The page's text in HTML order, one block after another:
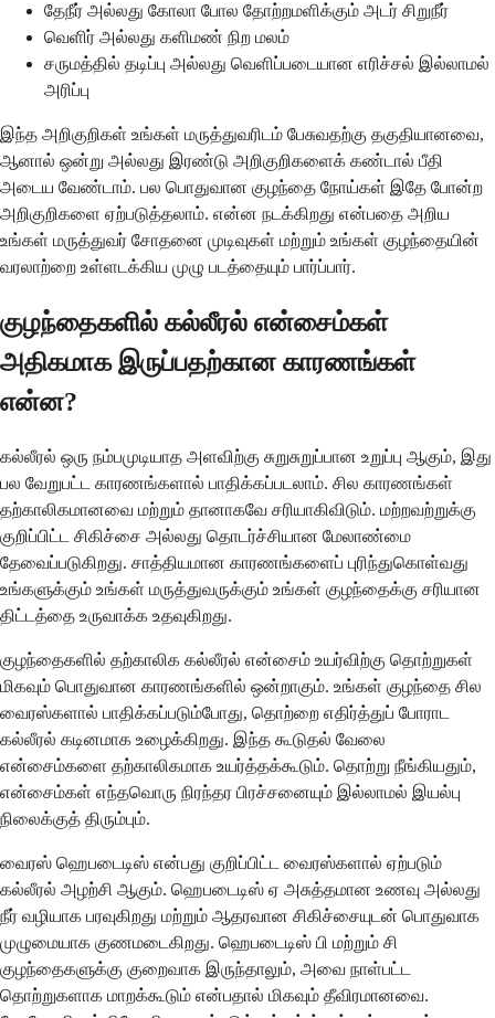
தேநீர் அல்லது கோலா போல தோற்றமளிக்கும் அடர் சிறுநீர்
வெளிர் அல்லது களிமண் நிற மலம்
சருமத்தில் தடிப்பு அல்லது வெளிப்படையான எரிச்சல் இல்லாமல்
அரிப்பு
இந்த அறிகுறிகள் உங்கள் மருத்துவரிடம் பேசுவதற்கு தகுதியானவை,
ஆனால் ஒன்று அல்லது இரண்டு அறிகுறிகளைக் கண்டால் பீதி
அடைய வேண்டாம். பல பொதுவான குழந்தை நோய்கள் இதே போன்ற
அறிகுறிகளை ஏற்படுத்தலாம். என்ன நடக்கிறது என்பதை அறிய
உங்கள் மருத்துவர் சோதனை முடிவுகள் மற்றும் உங்கள் குழந்தையின்
வரலாற்றை உள்ளடக்கிய முழு படத்தையும் பார்ப்பார்.
குழந்தைகளில் கல்லீரல் என்சைம்கள்
அதிகமாக இருப்பதற்கான காரணங்கள்
என்ன?
கல்லீரல் ஒரு நம்பமுடியாத அளவிற்கு சுறுசுறுப்பான உறுப்பு ஆகும், இது
பல வேறுபட்ட காரணங்களால் பாதிக்கப்படலாம். சில காரணங்கள்
தற்காலிகமானவை மற்றும் தானாகவே சரியாகிவிடும். மற்றவற்றுக்கு
குறிப்பிட்ட சிகிச்சை அல்லது தொடர்ச்சியான மேலாண்மை
தேவைப்படுகிறது. சாத்தியமான காரணங்களைப் புரிந்துகொள்வது
உங்களுக்கும் உங்கள் மருத்துவருக்கும் உங்கள் குழந்தைக்கு சரியான
திட்டத்தை உருவாக்க உதவுகிறது.
குழந்தைகளில் தற்காலிக கல்லீரல் என்சைம் உயர்விற்கு தொற்றுகள்
மிகவும் பொதுவான காரணங்களில் ஒன்றாகும். உங்கள் குழந்தை சில
வைரஸ்களால் பாதிக்கப்படும்போது, ​​தொற்றை எதிர்த்துப் போராட
கல்லீரல் கடினமாக உழைக்கிறது. இந்த கூடுதல் வேலை
என்சைம்களை தற்காலிகமாக உயர்த்தக்கூடும். தொற்று நீங்கியதும்,
என்சைம்கள் எந்தவொரு நிரந்தர பிரச்சனையும் இல்லாமல் இயல்பு
நிலைக்குத் திரும்பும்.
வைரஸ் ஹெபடைடிஸ் என்பது குறிப்பிட்ட வைரஸ்களால் ஏற்படும்
கல்லீரல் அழற்சி ஆகும். ஹெபடைடிஸ் ஏ அசுத்தமான உணவு அல்லது
நீர் வழியாக பரவுகிறது மற்றும் ஆதரவான சிகிச்சையுடன் பொதுவாக
முழுமையாக குணமடைகிறது. ஹெபடைடிஸ் பி மற்றும் சி
குழந்தைகளுக்கு குறைவாக இருந்தாலும், அவை நாள்பட்ட
தொற்றுகளாக மாறக்கூடும் என்பதால் மிகவும் தீவிரமானவை.